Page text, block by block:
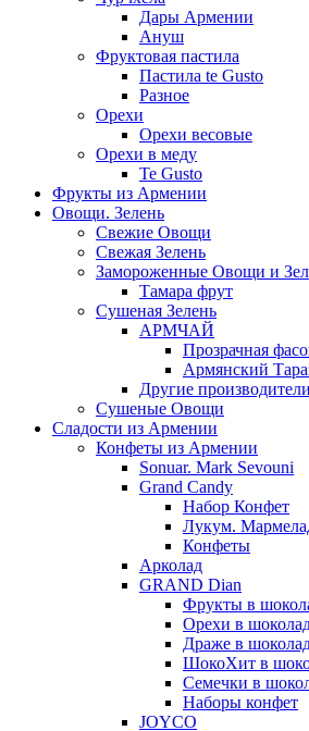
Дары Армении
Ануш
Фруктовая пастила
Пастила te Gusto
Разное
Орехи
Орехи весовые
Орехи в меду
Te Gusto
Фрукты из Армении
Овощи. Зелень
Свежие Овощи
Свежая Зелень
Замороженные Овощи и
Тамара фрут
Сушеная Зелень
АРМЧАЙ
Прозрачная
Армянский
Другие производители
Сушеные Овощи
Сладости из Армении
Конфеты из Армении
Sonuar. Mark Sevouni
Grand Candy
Набор Конфет
Лукум.
Конфеты
Арколад
GRAND Dian
Фрукты в
Орехи в
Драже в
ШокоХит в
Семечки в
Наборы конфет
JOYCO